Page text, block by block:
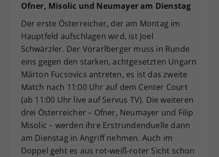
Ofner, Misolic und Neumayer am Dienstag
Der erste Österreicher, der am Montag im
Hauptfeld aufschlagen wird, ist Joel
Schwärzler. Der Vorarlberger muss in Runde
eins gegen den starken, achtgesetzten Ungarn
Márton Fucsovics antreten, es ist das zweite
Match nach 11:00 Uhr auf dem Center Court
(ab 11:00 Uhr live auf Servus TV). Die weiteren
drei Österreicher – Ofner, Neumayer und Filip
Misolic – werden ihre Erstrundenduelle dann
am Dienstag in Angriff nehmen. Auch im
Doppel geht es aus rot-weiß-roter Sicht schon